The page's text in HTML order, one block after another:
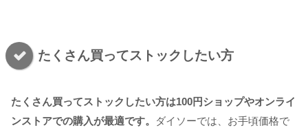
たくさん買ってストックしたい方
たくさん買ってストックしたい方は100円ショップやオンライ
ンストアでの購入が最適です。
ダイソーでは、お手頃価格で